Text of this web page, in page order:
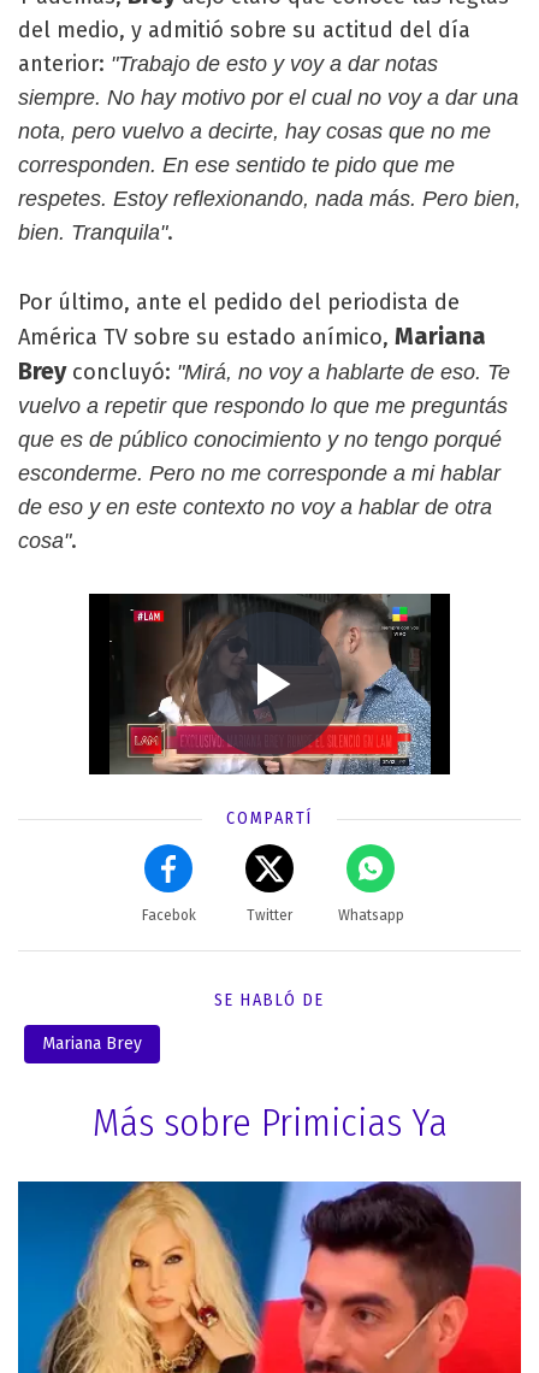
del medio, y admitió sobre su actitud del día
anterior: "Trabajo de esto y voy a dar notas
siempre. No hay motivo por el cual no voy a dar una
nota, pero vuelvo a decirte, hay cosas que no me
corresponden. En ese sentido te pido que me
respetes. Estoy reflexionando, nada más. Pero bien,
bien. Tranquila".
Por último, ante el pedido del periodista de
América TV sobre su estado anímico, Mariana
Breyconcluyó: "Mirá, no voy a hablarte de eso. Te
vuelvo a repetir que respondo lo que me preguntás
que es de público conocimiento y no tengo porqué
esconderme. Pero no me corresponde a mi hablar
de eso y en este contexto no voy a hablar de otra
cosa".
COMPARTÍ
Facebok Twitter Whatsapp
SE HABLÓ DE
Mariana Brey
Más sobre Primicias Ya